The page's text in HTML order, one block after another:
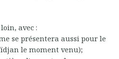
avec :
se présentera aussi pour le
le moment venu);